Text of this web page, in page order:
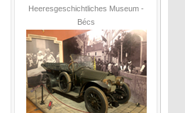
Heeresgeschichtliches Museum -
Bécs